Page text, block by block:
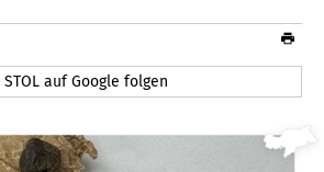
STOL auf Google folgen